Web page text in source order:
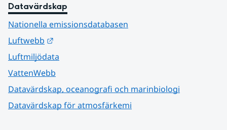
Datavärdskap
Nationella emissionsdatabasen
Luftwebb
Luftmiljödata
VattenWebb
Datavärdskap, oceanografi och marinbiologi
Datavärdskap för atmosfärkemi